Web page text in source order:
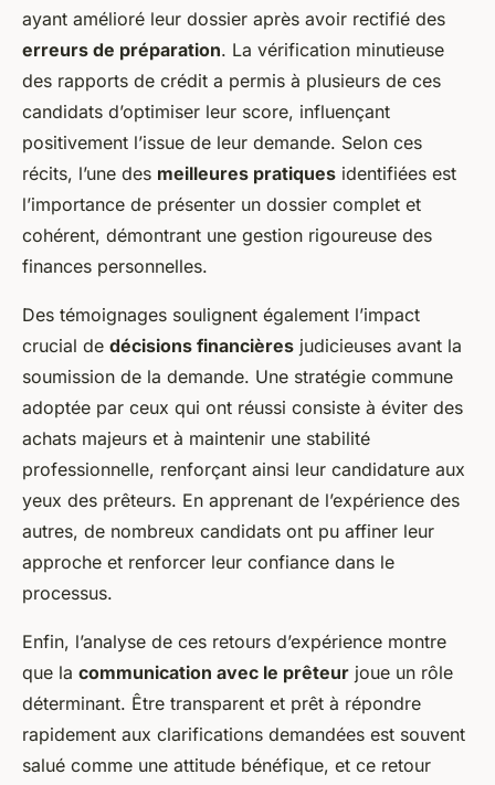
ayant amélioré leur dossier après avoir rectifié des
erreurs de préparation. La vérification minutieuse
des rapports de crédit a permis à plusieurs de ces
candidats d’optimiser leur score, influençant
positivement l’issue de leur demande. Selon ces
récits, l’une des meilleures pratiques identifiées est
l’importance de présenter un dossier complet et
cohérent, démontrant une gestion rigoureuse des
finances personnelles.
Des témoignages soulignent également l’impact
crucial de décisions financières judicieuses avant la
soumission de la demande. Une stratégie commune
adoptée par ceux qui ont réussi consiste à éviter des
achats majeurs et à maintenir une stabilité
professionnelle, renforçant ainsi leur candidature aux
yeux des prêteurs. En apprenant de l’expérience des
autres, de nombreux candidats ont pu affiner leur
approche et renforcer leur confiance dans le
processus.
Enfin, l’analyse de ces retours d’expérience montre
que la communication avec le prêteur joue un rôle
déterminant. Être transparent et prêt à répondre
rapidement aux clarifications demandées est souvent
salué comme une attitude bénéfique, et ce retour